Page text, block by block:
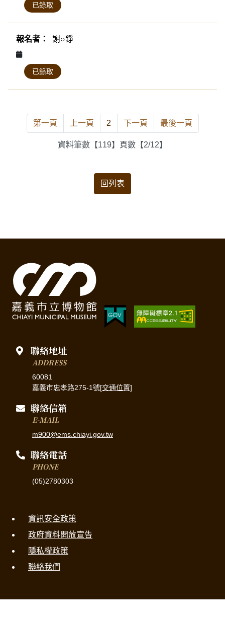
已錄取
謝○錚
已錄取
第一頁 上一頁 2 下一頁 最後一頁
資料筆數【119】頁數【2/12】
回列表
聯絡地址
ADDRESS
60081
嘉義市忠孝路275-1號[交通位置]
聯絡信箱
E-MAIL
m900@ems.chiayi.gov.tw
聯絡電話
PHONE
(05)2780303
資訊安全政策
政府資料開放宣告
隱私權政策
聯絡我們